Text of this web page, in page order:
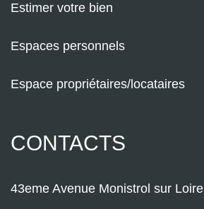
Estimer votre bien
Espaces personnels
Espace propriétaires/locataires
CONTACTS
43eme Avenue Monistrol sur Loire